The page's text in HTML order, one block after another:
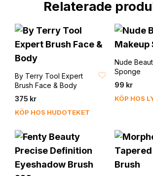
Relaterade
FAVORIT
By Terry Tool Expert
Brush Face & Body
375 kr
KÖP HOS HUDOTEKET
Nude
Sponge
99 kr
KÖP HOS